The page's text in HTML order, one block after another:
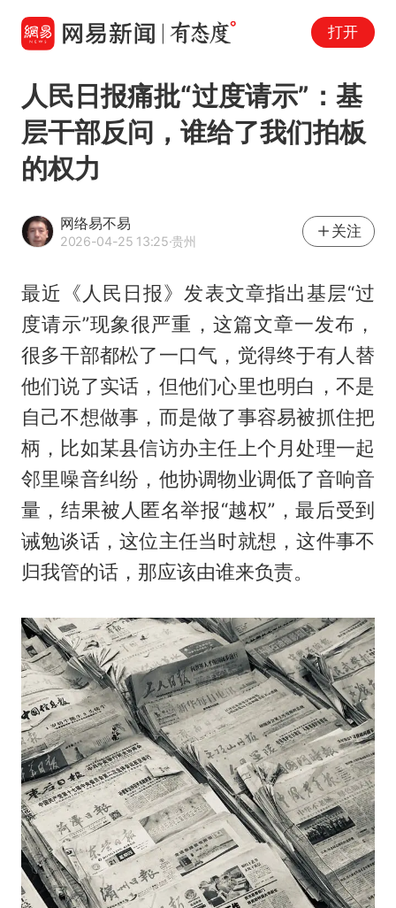
打开
人民日报痛批“过度请示”：基
层干部反问，谁给了我们拍板
的权力
网络易不易
2026-04-25 13:25·贵州
关注
最近《人民日报》发表文章指出基层“过
度请示”现象很严重，这篇文章一发布，
很多干部都松了一口气，觉得终于有人替
他们说了实话，但他们心里也明白，不是
自己不想做事，而是做了事容易被抓住把
柄，比如某县信访办主任上个月处理一起
邻里噪音纠纷，他协调物业调低了音响音
量，结果被人匿名举报“越权”，最后受到
诫勉谈话，这位主任当时就想，这件事不
归我管的话，那应该由谁来负责。